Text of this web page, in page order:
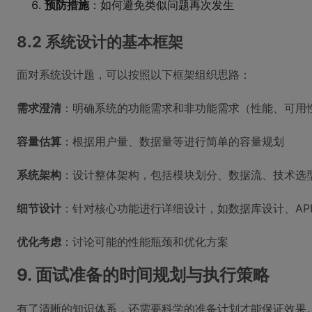
预防措施：如何避免类似问题再次发生
8.2 系统设计的基本框架
面对系统设计题，可以按照以下框架组织思路：
需求澄清 ：明确系统的功能需求和非功能需求（性能、可用
容量估算 ：根据用户量、数据量等进行简单的容量规划
系统架构 ：设计整体架构，包括模块划分、数据流、技术选
细节设计 ：针对核心功能进行详细设计，如数据库设计、
优化考虑 ：讨论可能的性能瓶颈和优化方案
9. 面试准备的时间规划与执行策略
有了清晰的知识体系，还需要科学的准备计划才能保证效